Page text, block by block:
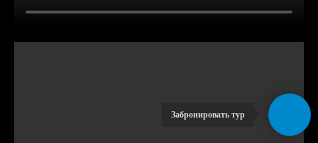
Забронировать тур